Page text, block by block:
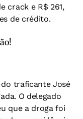
crack e R$ 261,
de crédito.
do traficante José
O delegado
que a droga foi